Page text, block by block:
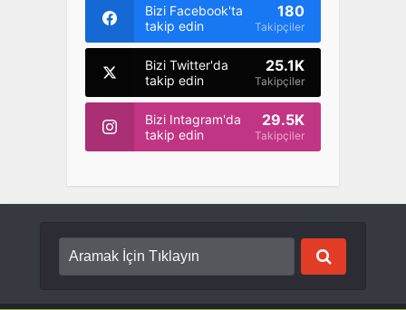
Bizi Facebook'ta
takip edin
180
Takipçiler
Bizi Twitter'da
takip edin
25.1K
Takipçiler
Bizi Intagram'da
takip edin
29.5K
Takipçiler